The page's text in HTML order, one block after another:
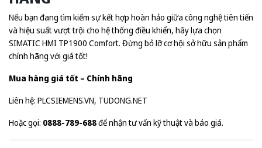
Nếu bạn đang tìm kiếm sự kết hợp hoàn hảo giữa công nghệ tiên tiến
và hiệu suất vượt trội cho hệ thống điều khiển, hãy lựa chọn
SIMATIC HMI TP1900 Comfort. Đừng bỏ lỡ cơ hội sở hữu sản phẩm
chính hãng với giá tốt!
Mua hàng giá tốt – Chính hãng
Liên hệ: PLCSIEMENS.VN, TUDONG.NET
Hoặc gọi: 0888-789-688để nhận tư vấn kỹ thuật và báo giá.